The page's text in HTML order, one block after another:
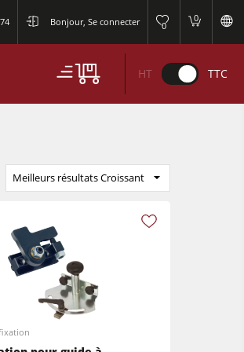
Bonjour, Se connecter 0
0
HT TTC
Meilleurs résultats Croissant